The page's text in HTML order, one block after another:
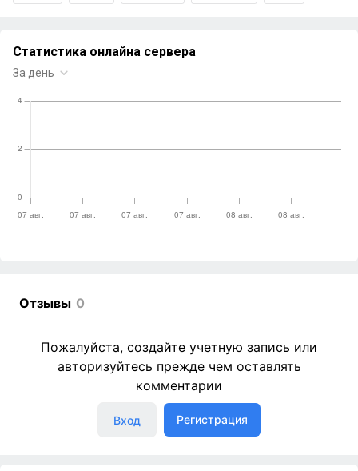
Отзывы 0
Пожалуйста, создайте учетную запись или
авторизуйтесь прежде чем оставлять
комментарии
Вход Регистрация